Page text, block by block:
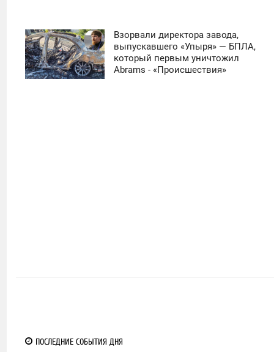
Взорвали директора завода,
выпускавшего «Упыря» — БПЛА,
который первым уничтожил
Abrams - «Происшествия»
ПОСЛЕДНИЕ СОБЫТИЯ ДНЯ